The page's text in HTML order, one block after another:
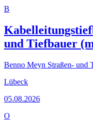
B
und Tiefbauer
Benno Meyn Straßen-
Lübeck
05.08.2026
O